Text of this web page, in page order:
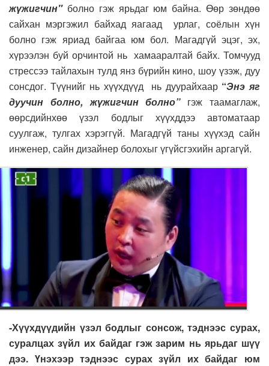
жүжигчин"болно гэж ярьдаг юм байна. Өөр зөндөө
сайхан мэргэжил байхад яагаад урлаг, соёлын хүн
болно гэж яриад байгаа юм бол. Магадгүй эцэг, эх,
хүрээлэн буй орчинтой нь хамааралтай байх. Томчууд
стрессээ тайлахын тулд янз бүрийн кино, шоу үзэж, дуу
сонсдог. Түүнийг нь хүүхдүүд нь дуурайхаар “Энэ яг
дуучин болно, жүжигчин болно”гэж таамаглаж,
өөрсдийнхөө үзэл бодлыг хүүхддээ автоматаар
суулгаж, тулгах хэрэггүй. Магадгүй таны хүүхэд сайн
инженер, сайн дизайнер болохыг үгүйсгэхийн аргагүй.
-Хүүхдүүдийн үзэл бодлыг сонсож, тэднээс сурах,
суралцах зүйл их байдаг гэж зарим нь ярьдаг шүү
дээ. Үнэхээр тэднээс сурах зүйл их байдаг юм